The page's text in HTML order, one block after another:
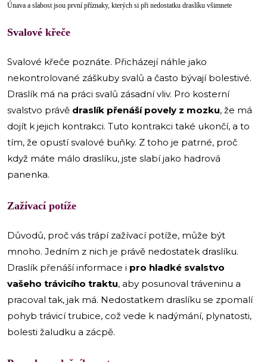
Únava a slabost jsou první příznaky, kterých si při nedostatku draslíku všimnete
Svalové křeče
Svalové křeče poznáte. Přicházejí náhle jako
nekontrolované záškuby svalů a často bývají bolestivé.
Draslík má na práci svalů zásadní vliv. Pro kosterní
svalstvo právě draslík přenáší povely z mozku, že má
dojít k jejich kontrakci. Tuto kontrakci také ukončí, a to
tím, že opustí svalové buňky. Z toho je patrné, proč
když máte málo draslíku, jste slabí jako hadrová
panenka.
Zažívací potíže
Důvodů, proč vás trápí zažívací potíže, může být
mnoho. Jedním z nich je právě nedostatek draslíku.
Draslík přenáší informace i pro hladké svalstvo
vašeho trávicího traktu, aby posunoval tráveninu a
pracoval tak, jak má. Nedostatkem draslíku se zpomalí
pohyb trávicí trubice, což vede k nadýmání, plynatosti,
bolesti žaludku a zácpě.